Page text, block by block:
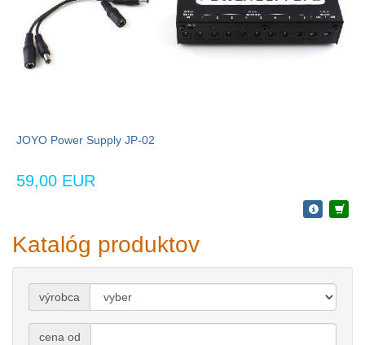
JOYO Power Supply JP-02
59,00 EUR
Katalóg produktov
výrobca
cena od